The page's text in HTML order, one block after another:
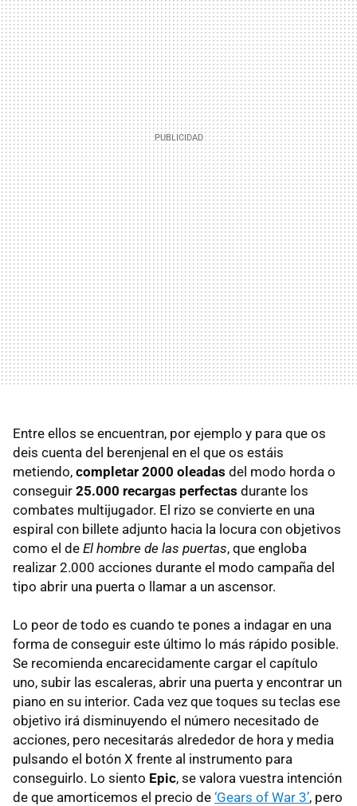
Entre ellos se encuentran, por ejemplo y para que os
deis cuenta del berenjenal en el que os estáis
metiendo, completar 2000 oleadas del modo horda o
conseguir 25.000 recargas perfectas durante los
combates multijugador. El rizo se convierte en una
espiral con billete adjunto hacia la locura con objetivos
como el de El hombre de las puertas, que engloba
realizar 2.000 acciones durante el modo campaña del
tipo abrir una puerta o llamar a un ascensor.
Lo peor de todo es cuando te pones a indagar en una
forma de conseguir este último lo más rápido posible.
Se recomienda encarecidamente cargar el capítulo
uno, subir las escaleras, abrir una puerta y encontrar un
piano en su interior. Cada vez que toques su teclas ese
objetivo irá disminuyendo el número necesitado de
acciones, pero necesitarás alrededor de hora y media
pulsando el botón X frente al instrumento para
conseguirlo. Lo siento Epic, se valora vuestra intención
de que amorticemos el precio de ‘Gears of War 3’, pero